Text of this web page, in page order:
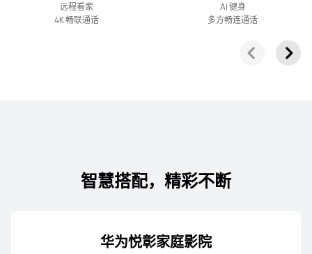
华为Vision智慧屏 5
了解更多
远程看家
4K 畅联通话
AI 健身
多方畅连通话
智慧搭配，精彩不断
华为悦彰家庭影院